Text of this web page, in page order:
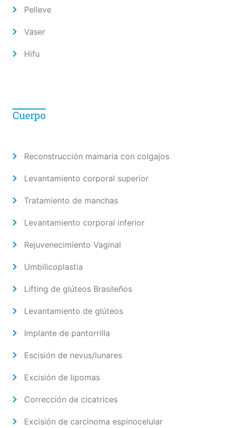
Pelleve
Vaser
Hifu
Cuerpo
Reconstrucción mamaria con colgajos
Levantamiento corporal superior
Tratamiento de manchas
Levantamiento corporal inferior
Rejuvenecimiento Vaginal
Umbilicoplastia
Lifting de glúteos Brasileños
Levantamiento de glúteos
Implante de pantorrilla
Escisión de nevus/lunares
Excisión de lipomas
Corrección de cicatrices
Excisión de carcinoma espinocelular